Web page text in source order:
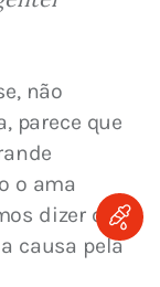
não
parece que
o ama
dizer que
causa pela